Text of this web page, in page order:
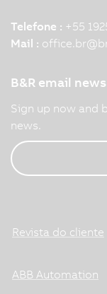
Telefone : +55
Mail : office.br@
B&R email news
Sign up now and
news.
Revista do cliente
ABB Automation